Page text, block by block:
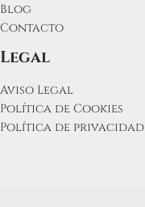
Blog
Contacto
Legal
Aviso Legal
Política de Cookies
Política de privacidad